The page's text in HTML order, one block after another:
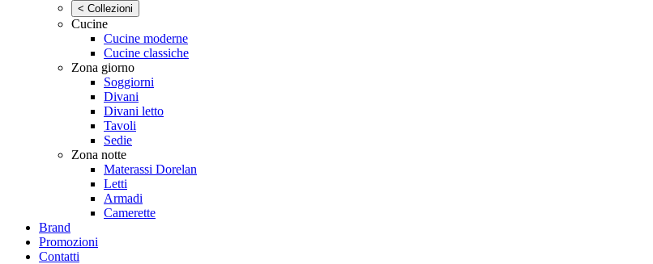
< Collezioni
Cucine
Cucine moderne
Cucine classiche
Zona giorno
Soggiorni
Divani
Divani letto
Tavoli
Sedie
Zona notte
Materassi Dorelan
Letti
Armadi
Camerette
Brand
Promozioni
Contatti